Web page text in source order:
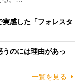
実感した「フォレスタ
のには理由があっ
一覧を見る